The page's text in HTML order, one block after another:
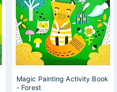
Magic Painting Activity Book
- Forest